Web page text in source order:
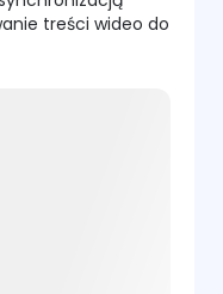
treści wideo do